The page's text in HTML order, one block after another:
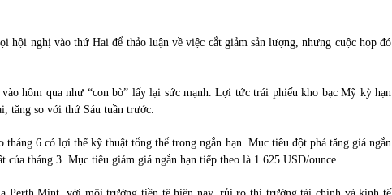
hội nghị vào thứ Hai để thảo luận về việc cắt giảm sản lượng, nhưng cuộc họp đó
hôm qua như “con bò” lấy lại sức mạnh. Lợi tức trái phiếu kho bạc Mỹ kỳ hạn
tăng so với thứ Sáu tuần trước.
6 có lợi thế kỹ thuật tổng thể trong ngắn hạn. Mục tiêu đột phá tăng giá ngắn
của tháng 3. Mục tiêu giảm giá ngắn hạn tiếp theo là 1.625 USD/ounce.